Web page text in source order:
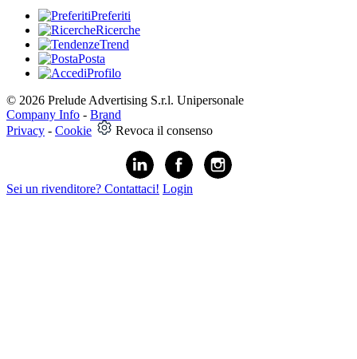
Preferiti
Ricerche
Trend
Posta
Profilo
© 2026 Prelude Advertising S.r.l. Unipersonale
Company Info - Brand
Privacy - Cookie Revoca il consenso
Sei un rivenditore? Contattaci! Login